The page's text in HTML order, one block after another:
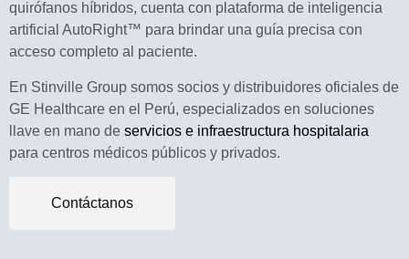
quirófanos híbridos, cuenta con plataforma de inteligencia
artificial AutoRight™ para brindar una guía precisa con
acceso completo al paciente.
En Stinville Group somos socios y distribuidores oficiales de
GE Healthcare en el Perú, especializados en soluciones
llave en mano de servicios e infraestructura hospitalaria
para centros médicos públicos y privados.
Contáctanos